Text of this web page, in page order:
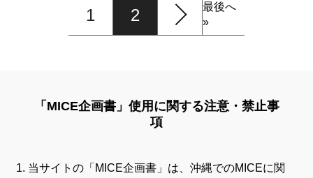
1 2
最後へ
»
「MICE企画書」使用に関する注意・禁止事
項
当サイトの「MICE企画書」は、沖縄でのMICEに関